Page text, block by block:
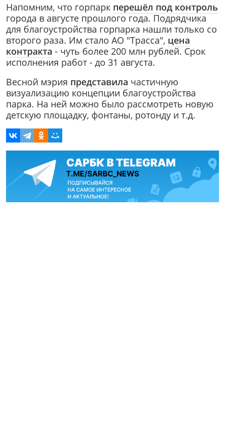
Напомним, что горпарк перешёл под контроль
города в августе прошлого года. Подрядчика
для благоустройства горпарка нашли только со
второго раза. Им стало АО "Трасса", цена
контракта - чуть более 200 млн рублей. Срок
исполнения работ - до 31 августа.
Весной мэрия представила частичную
визуализацию концепции благоустройства
парка. На ней можно было рассмотреть новую
детскую площадку, фонтаны, ротонду и т.д.